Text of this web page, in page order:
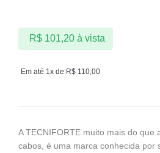
Em até 1x de R$ 110,00
R$101,20 à vista
A TECNIFORTE muito mais do que
cabos, é uma marca conhecida por